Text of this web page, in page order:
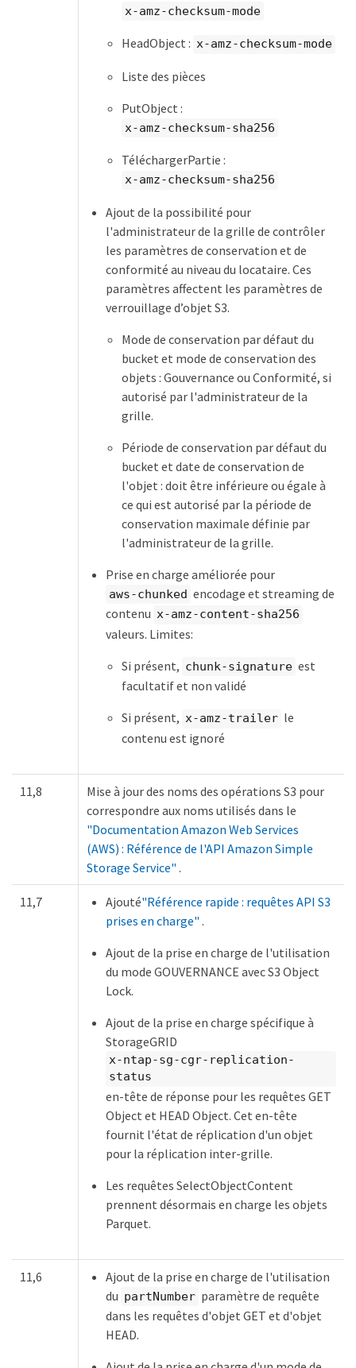
x-amz-checksum-mode
HeadObject : x-amz-checksum-mode
Liste des pièces
PutObject :
x-amz-checksum-sha256
TéléchargerPartie :
x-amz-checksum-sha256
Ajout de la possibilité pour
l'administrateur de la grille de contrôler
les paramètres de conservation et de
conformité au niveau du locataire. Ces
paramètres affectent les paramètres de
verrouillage d’objet S3.
Mode de conservation par défaut du
bucket et mode de conservation des
objets : Gouvernance ou Conformité, si
autorisé par l'administrateur de la
grille.
Période de conservation par défaut du
bucket et date de conservation de
l'objet : doit être inférieure ou égale à
ce qui est autorisé par la période de
conservation maximale définie par
l'administrateur de la grille.
Prise en charge améliorée pour
aws-chunked encodage et streaming de
contenu x-amz-content-sha256
valeurs. Limites:
Si présent, chunk-signature est
facultatif et non validé
Si présent, x-amz-trailer le
contenu est ignoré
11,8
Mise à jour des noms des opérations S3 pour
correspondre aux noms utilisés dans le
"Documentation Amazon Web Services
(AWS) : Référence de l'API Amazon Simple
Storage Service" .
11,7 Ajouté"Référence rapide : requêtes API S3
prises en charge" .
Ajout de la prise en charge de l'utilisation
du mode GOUVERNANCE avec S3 Object
Lock.
Ajout de la prise en charge spécifique à
StorageGRID
x-ntap-sg-cgr-replication-
status
en-tête de réponse pour les requêtes GET
Object et HEAD Object. Cet en-tête
fournit l'état de réplication d'un objet
pour la réplication inter-grille.
Les requêtes SelectObjectContent
prennent désormais en charge les objets
Parquet.
11,6
Ajout de la prise en charge de l'utilisation
du partNumber paramètre de requête
dans les requêtes d'objet GET et d'objet
HEAD.